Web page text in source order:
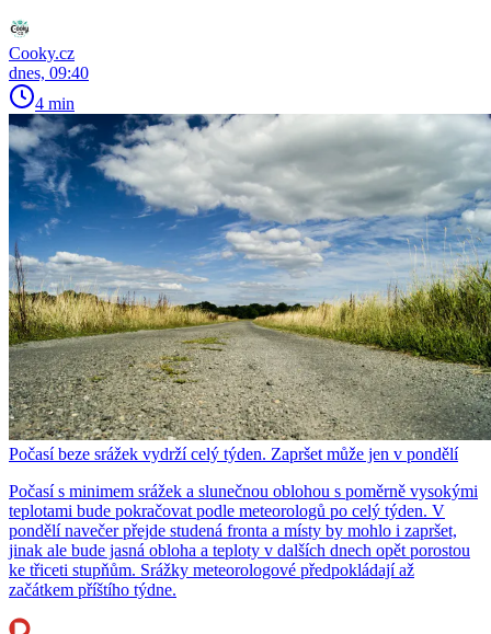
Cooky.cz
dnes, 09:40
4 min
Počasí beze srážek vydrží celý týden. Zapršet může jen v pondělí
Počasí s minimem srážek a slunečnou oblohou s poměrně vysokými
teplotami bude pokračovat podle meteorologů po celý týden. V
pondělí navečer přejde studená fronta a místy by mohlo i zapršet,
jinak ale bude jasná obloha a teploty v dalších dnech opět porostou
ke třiceti stupňům. Srážky meteorologové předpokládají až
začátkem příštího týdne.